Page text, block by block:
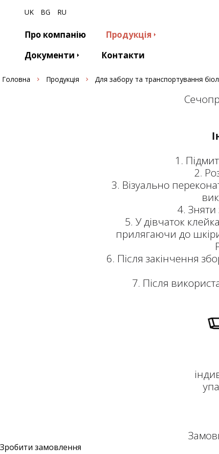
UK BG RU
Про компанію
Продукція
Документи
Контакти
Головна Продукція Для забору та транспортування
1.
2.
3. Візуально
4. Зняти
5. У дівчаток
прилягаючи до
6. Після закінчення
7. Після
Зробити замовлення